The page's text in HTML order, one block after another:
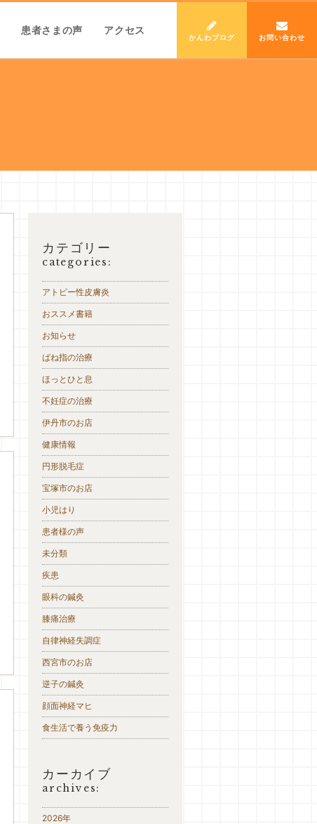
患者さまの声 アクセス
かんわブログ お問い合わせ
カテゴリー
categories:
アトピー性皮膚炎
おススメ書籍
お知らせ
ばね指の治療
ほっとひと息
不妊症の治療
伊丹市のお店
健康情報
円形脱毛症
宝塚市のお店
小児はり
患者様の声
未分類
疾患
眼科の鍼灸
膝痛治療
自律神経失調症
西宮市のお店
逆子の鍼灸
顔面神経マヒ
食生活で養う免疫力
カーカイブ
archives:
2026年